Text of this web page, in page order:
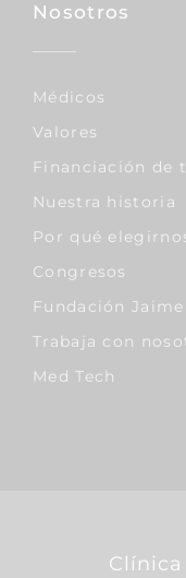
Nosotros
Médicos
Valores
Financiación de
Nuestra historia
Por qué
Congresos
Fundación Jaime
Trabaja con
Med Tech